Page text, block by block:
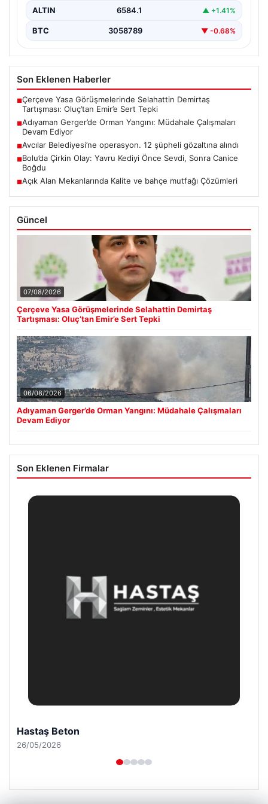
ALTIN 6584.1 ▲ +1.41%
BTC 3058789 ▼ -0.68%
Son Eklenen Haberler
■Çerçeve Yasa Görüşmelerinde Selahattin Demirtaş
Tartışması: Oluç’tan Emir’e Sert Tepki
■Adıyaman Gerger’de Orman Yangını: Müdahale Çalışmaları
Devam Ediyor
■Avcılar Belediyesi’ne operasyon. 12 şüpheli gözaltına alındı
■Bolu’da Çirkin Olay: Yavru Kediyi Önce Sevdi, Sonra Canice
Boğdu
■Açık Alan Mekanlarında Kalite ve bahçe mutfağı Çözümleri
Güncel
07/08/2026
Çerçeve Yasa Görüşmelerinde Selahattin Demirtaş
Tartışması: Oluç’tan Emir’e Sert Tepki
06/08/2026
Adıyaman Gerger’de Orman Yangını: Müdahale Çalışmaları
Devam Ediyor
Son Eklenen Firmalar
Enes Kaplan Avukatlık Bürosu
28/04/2026